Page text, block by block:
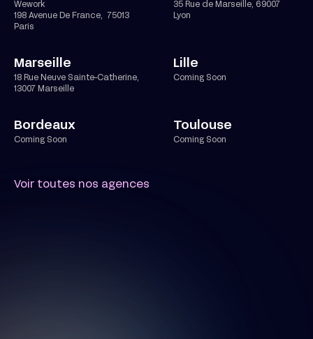
Wework
198 Avenue De France, 75013
Paris
35 Rue de Marseille, 69007
Lyon
Marseille
18 Rue Neuve Sainte-Catherine,
13007 Marseille
Lille
Coming Soon
Bordeaux
Coming Soon
Toulouse
Coming Soon
Voir toutes nos agences